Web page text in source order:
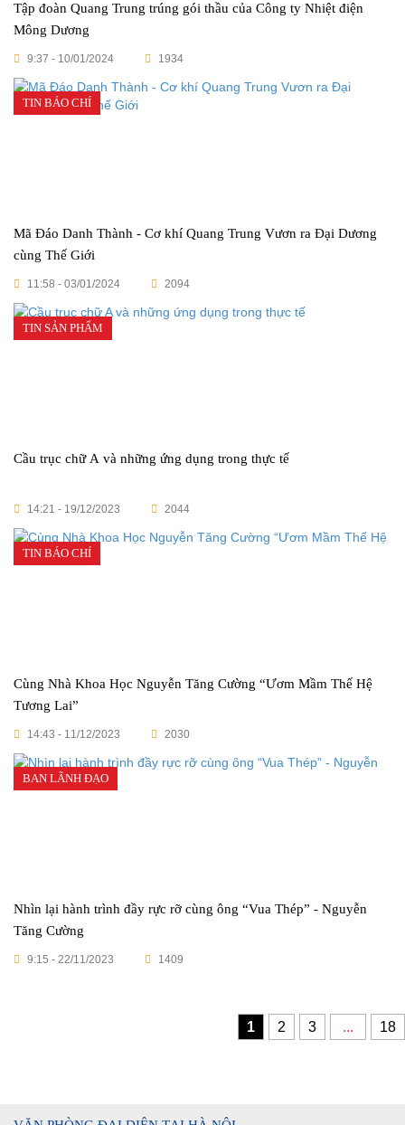
Tập đoàn Quang Trung trúng gói thầu của Công ty Nhiệt điện
Mông Dương
9:37 - 10/01/2024 1934
TIN BÁO CHÍ
Mã Đáo Danh Thành - Cơ khí Quang Trung Vươn ra Đại Dương
cùng Thế Giới
11:58 - 03/01/2024 2094
TIN SẢN PHẨM
Cầu trục chữ A và những ứng dụng trong thực tế
14:21 - 19/12/2023 2044
TIN BÁO CHÍ
Cùng Nhà Khoa Học Nguyễn Tăng Cường “Ươm Mầm Thế Hệ
Tương Lai”
14:43 - 11/12/2023 2030
BAN LÃNH ĐẠO
Nhìn lại hành trình đầy rực rỡ cùng ông “Vua Thép” - Nguyễn
Tăng Cường
9:15 - 22/11/2023 1409
1 2 3 ... 18